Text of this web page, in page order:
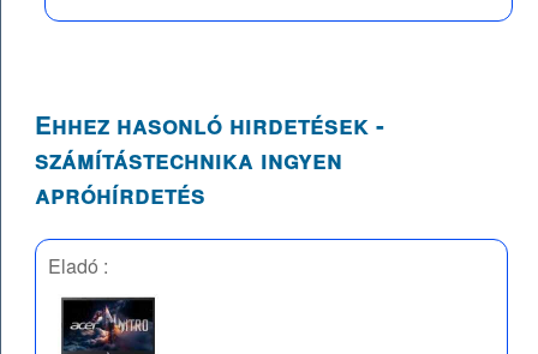
Ehhez hasonló hirdetések -
számítástechnika ingyen
apróhírdetés
Eladó :